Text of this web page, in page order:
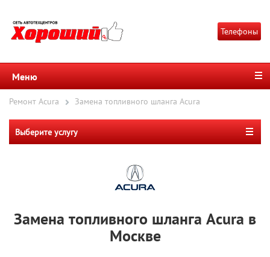
Телефоны
Меню
Ремонт Acura Замена топливного шланга Acura
Выберите услугу
Замена топливного шланга Acura в
Москве